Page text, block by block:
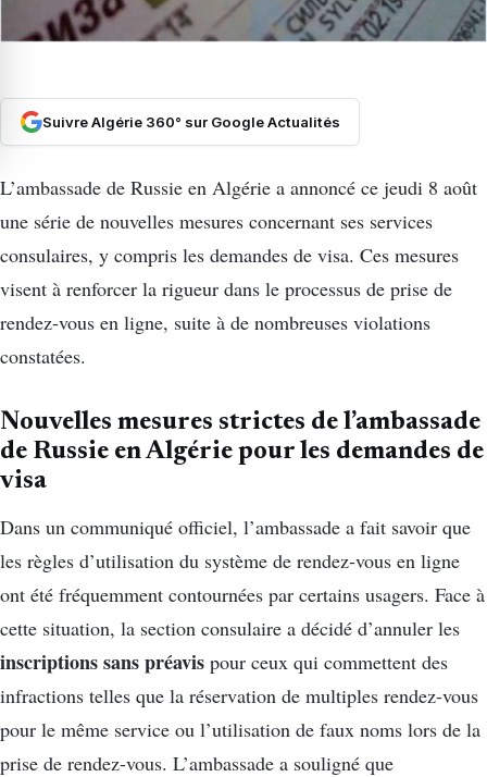
Suivre Algérie 360° sur Google Actualités
L’ambassade de Russie en Algérie a annoncé ce jeudi 8 août
une série de nouvelles mesures concernant ses services
consulaires, y compris les demandes de visa. Ces mesures
visent à renforcer la rigueur dans le processus de prise de
rendez-vous en ligne, suite à de nombreuses violations
constatées.
Nouvelles mesures strictes de l’ambassade
de Russie en Algérie pour les demandes de
visa
Dans un communiqué officiel, l’ambassade a fait savoir que
les règles d’utilisation du système de rendez-vous en ligne
ont été fréquemment contournées par certains usagers. Face à
cette situation, la section consulaire a décidé d’annuler les
inscriptions sans préavis pour ceux qui commettent des
infractions telles que la réservation de multiples rendez-vous
pour le même service ou l’utilisation de faux noms lors de la
prise de rendez-vous. L’ambassade a souligné que